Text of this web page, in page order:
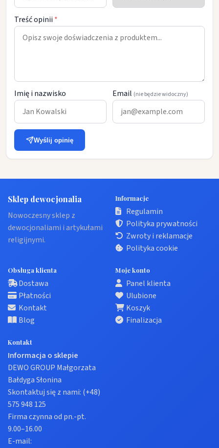
Treść opinii *
Imię i nazwisko Email (nie będzie widoczny)
Wyślij opinię
Sklep dewocjonalia
Nowoczesny sklep z
dewocjonaliami i artykułami
religijnymi.
Informacje
Regulamin
Polityka prywatności
Zwroty i reklamacje
Polityka cookie
Obsługa klienta
Dostawa
Płatności
Kontakt
Blog
Moje konto
Panel klienta
Ulubione
Koszyk
Finalizacja
Kontakt
Informacja o sklepie
DEWO GROUP Małgorzata
Bałdyga Słonina
Skontaktuj się z nami: (+48)
575 948 125
Firma czynna od pn.-pt.
9.00–16.00
E-mail: